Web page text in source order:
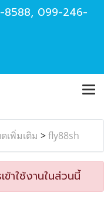
, 099-246-
เพิ่มเติม >fly88sh
าใช้งานในส่วนนี้